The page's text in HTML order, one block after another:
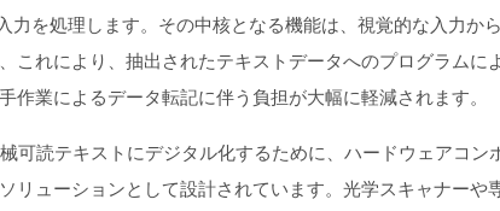
力を処理します。その中核となる機能は、視覚的な入力か
これにより、抽出されたテキストデータへのプログラムに
作業によるデータ転記に伴う負担が大幅に軽減されます。
可読テキストにデジタル化するために、ハードウェアコン
リューションとして設計されています。光学スキャナーや